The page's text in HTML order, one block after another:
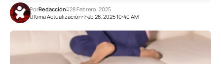
Última Actualización: Feb 28, 2025 10:40 AM
PorRedacción 28 Febrero, 2025